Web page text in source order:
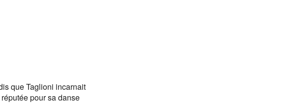
que Taglioni incarnait
pour sa danse